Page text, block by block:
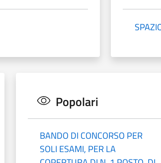
Popolari
BANDO DI CONCORSO PER
SOLI ESAMI, PER LA